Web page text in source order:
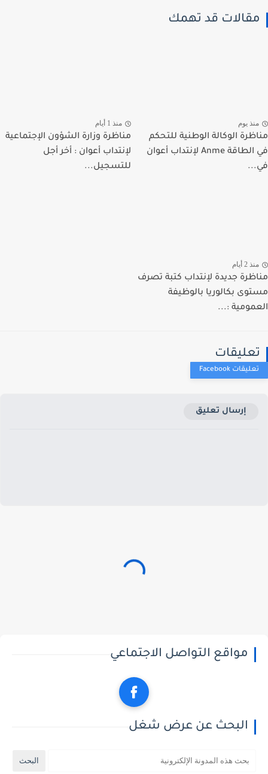
قد تهمك
يوم
الوكالة الوطنية للتحكم
في الطاقة Anme لإنتداب أعوان
منذ 1 أيام
مناظرة وزارة الشؤون الإجتماعية
لإنتداب أعوان : أخر أجل
للتسجيل...
2 أيام
جديدة لإنتداب كتبة تصرف
بكالوريا بالوظيفة
:...
إرسال تعليق
مواقع التواصل الاجتماعي
البحث عن عرض شغل